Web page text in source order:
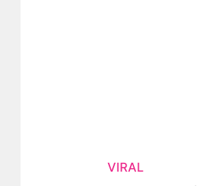
VIRAL